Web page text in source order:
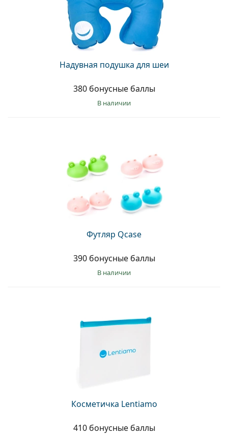
Надувная подушка для шеи
380 бонусные баллы
в наличии
Футляр Qcase
390 бонусные баллы
в наличии
Косметичка Lentiamo
410 бонусные баллы